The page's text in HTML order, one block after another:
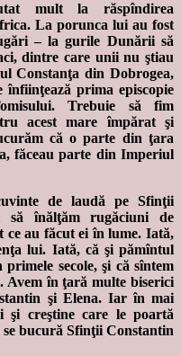
mult la răspîndirea
La porunca lui au fost
– la gurile Dunării să
dintre care unii nu ştiau
Constanţa din Dobrogea,
prima episcopie
Trebuie să fim
acest mare împărat şi
că o parte din ţara
făceau parte din Imperiul
de laudă pe Sfinţii
să înălţăm rugăciuni de
au făcut ei în lume. Iată,
lui. Iată, că şi pămîntul
secole, şi că sîntem
Avem în ţară multe biserici
şi Elena. Iar în mai
şi creştine care le poartă
se bucură Sfinţii Constantin